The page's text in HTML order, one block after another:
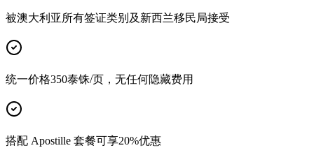
被澳大利亚所有签证类别及新西兰移民局接受
统一价格350泰铢/页，无任何隐藏费用
搭配 Apostille 套餐可享20%优惠